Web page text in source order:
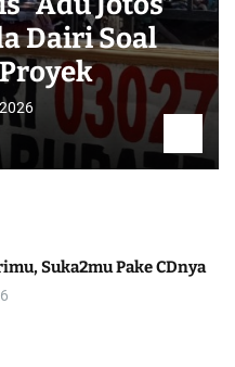
Dairi Soal
Suka2mu Pake CDnya